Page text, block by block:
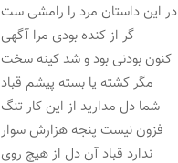
در این داستان مرد را رامشی ست
گر از کنده بودی مرا آگهی
کنون بودنی بود و شد کینه سخت
مگر کشته یا بسته پیشم قباد
شما دل مدارید از این کار تنگ
فزون نیست پنجه هزارش سوار
ندارد قباد آن دل از هیچ روی